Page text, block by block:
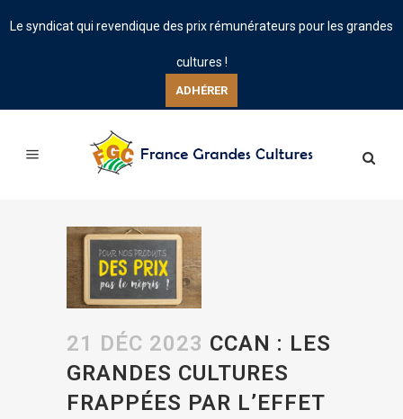
Le syndicat qui revendique des prix rémunérateurs pour les grandes
cultures !
ADHÉRER
21 DÉC 2023 CCAN : LES
GRANDES CULTURES
FRAPPÉES PAR L’EFFET